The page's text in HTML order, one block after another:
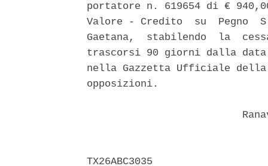
portatore n. 619654 di €
Valore - Credito  su  Pegno
Gaetana,  stabilendo  la
trascorsi 90 giorni dalla data
nella Gazzetta Ufficiale
opposizioni.